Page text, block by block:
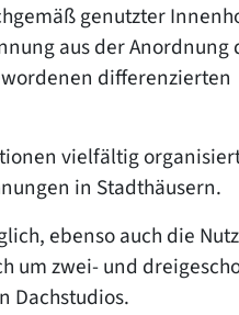
genutzter
aus der Anordnung
differenzierten
vielfältig
in Stadthäusern.
ebenso auch die
um zwei- und
Dachstudios.